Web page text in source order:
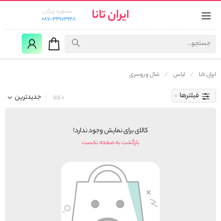
ایران تانا
مشاوره رایگان:
087-33173228
ایران تانا لباس شال و روسری
فیلترها جدیدترین 0 کالا
کالای برای نمایش وجود ندارد!
بازگشت به صفحه نخست